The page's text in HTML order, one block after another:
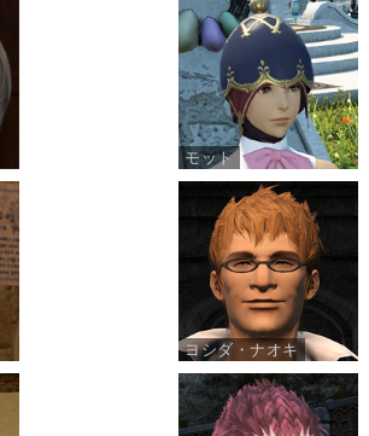
モット
ヨシダ・ナオキ